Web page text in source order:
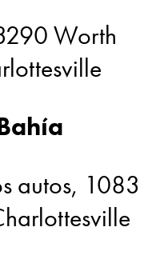
Worth
autos, 1083